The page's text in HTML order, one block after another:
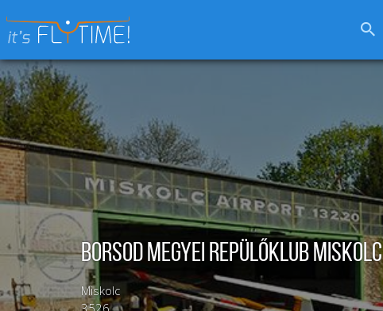
Keresés:
Borsod Megyei Repülőklub Miskolc
Miskolc
3526